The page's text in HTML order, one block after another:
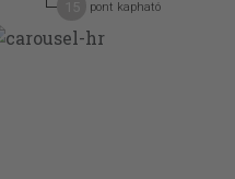
pont kapható